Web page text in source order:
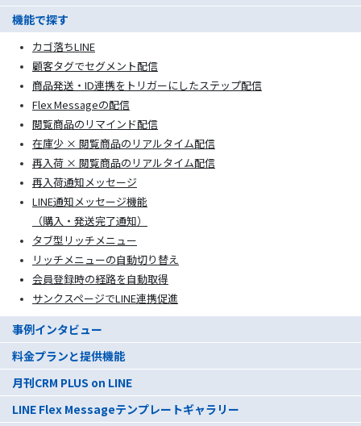
機能で探す
カゴ落ちLINE
顧客タグでセグメント配信
商品発送・ID連携をトリガーにしたステップ配信
Flex Messageの配信
閲覧商品のリマインド配信
在庫少 × 閲覧商品のリアルタイム配信
再入荷 × 閲覧商品のリアルタイム配信
再入荷通知メッセージ
LINE通知メッセージ機能
（購入・発送完了通知）
タブ型リッチメニュー
リッチメニューの自動切り替え
会員登録時の経路を自動取得
サンクスページでLINE連携促進
事例インタビュー
料金プランと提供機能
月刊CRM PLUS on LINE
LINE Flex Messageテンプレートギャラリー